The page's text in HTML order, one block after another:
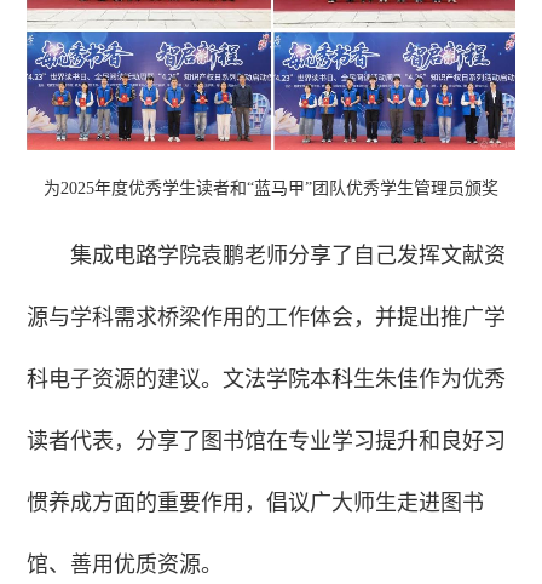
为2025年度优秀学生读者和“蓝马甲”团队优秀学生管理员颁奖
集成电路学院袁鹏老师分享了自己发挥文献资
源与学科需求桥梁作用的工作体会，并提出推广学
科电子资源的建议。文法学院本科生朱佳作为优秀
读者代表，分享了图书馆在专业学习提升和良好习
惯养成方面的重要作用，倡议广大师生走进图书
馆、善用优质资源。